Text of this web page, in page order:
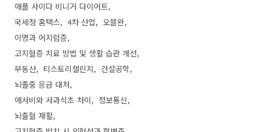
애플 사이다 비니거 다이어트
국세청 홈택스
4차 산업
오블완
이명과 어지럼증
고지혈증 치료 방법 및 생활 습관 개선
부동산
티스토리챌린지
건설공학
뇌졸중 응급 대처
애사비와 사과식초 차이
정보통신
뇌출혈 재활